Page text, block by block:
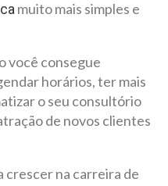
muito mais simples e
você consegue
horários, ter mais
o seu consultório
de novos clientes
crescer na carreira de